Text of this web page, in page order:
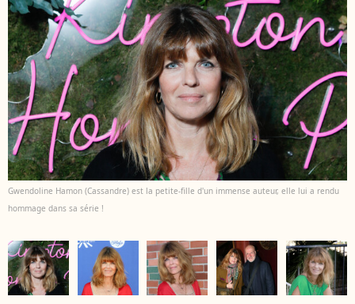
Gwendoline Hamon (Cassandre) est la petite-fille d'un immense auteur, elle lui a rendu
hommage dans sa série !